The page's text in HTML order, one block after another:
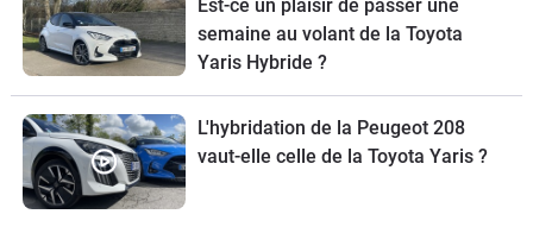
Est-ce un plaisir de passer une
semaine au volant de la Toyota
Yaris Hybride ?
L'hybridation de la Peugeot 208
vaut-elle celle de la Toyota Yaris ?